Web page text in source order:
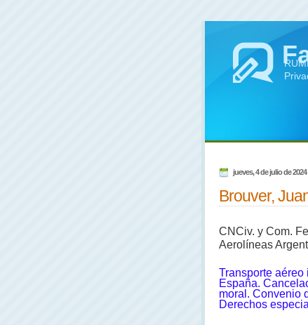
jueves, 4 de julio de 2024
Brouver,
CNCiv. y Com.
Aerolíneas
Transporte aéreo
España.
moral. Convenio
Derechos